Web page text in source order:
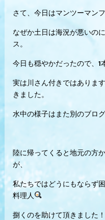
さて、今日はマンツーマン
なぜか土日は海況が悪いの
ス。
今日も穏やかだったので、1
実は川さん付きではありま
きました。
水中の様子はまた別のブロ
陸に帰ってくると地元の方
が、
私たちではどうにもならず
料理人
捌くのを助けて頂きました！